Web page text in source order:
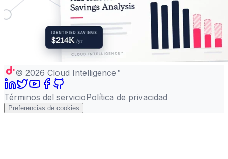
© 2026 Cloud Intelligence™
Términos del servicioPolítica de privacidad
Preferencias de cookies